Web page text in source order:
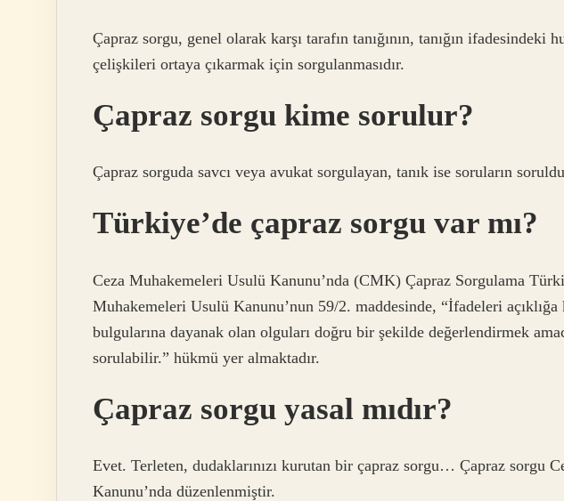
Çapraz sorgu, genel olarak karşı tarafın tanığının, tanığın
çelişkileri ortaya çıkarmak için sorgulanmasıdır.
Çapraz sorgu kime sorulur?
Çapraz sorguda savcı veya avukat sorgulayan, tanık ise soruların
Türkiye’de çapraz sorgu var mı?
Ceza Muhakemeleri Usulü Kanunu’nda (CMK) Çapraz Sorgulama
Muhakemeleri Usulü Kanunu’nun 59/2. maddesinde, “İfadeleri
bulgularına dayanak olan olguları doğru bir şekilde değerlendirmek
sorulabilir.” hükmü yer almaktadır.
Çapraz sorgu yasal mıdır?
Evet. Terleten, dudaklarınızı kurutan bir çapraz sorgu… Çapraz sorgu
Kanunu’nda düzenlenmiştir.